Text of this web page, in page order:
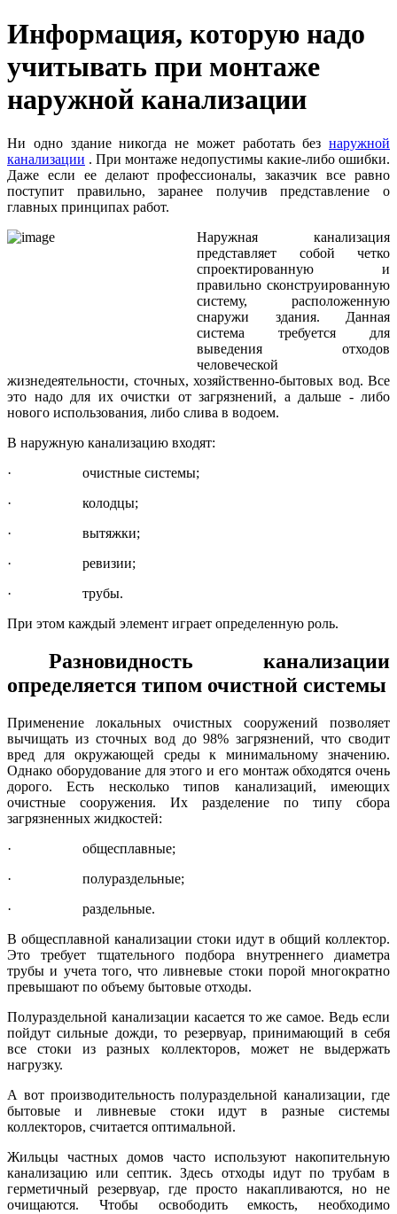
Информация, которую надо
учитывать при монтаже
наружной канализации
Ни одно здание никогда не может работать без наружной
канализации . При монтаже недопустимы какие-либо ошибки.
Даже если ее делают профессионалы, заказчик все равно
поступит правильно, заранее получив представление о
главных принципах работ.
Наружная канализация
представляет собой четко
спроектированную и
правильно сконструированную
систему, расположенную
снаружи здания. Данная
система требуется для
выведения отходов
человеческой
жизнедеятельности, сточных, хозяйственно-бытовых вод. Все
это надо для их очистки от загрязнений, а дальше - либо
нового использования, либо слива в водоем.
В наружную канализацию входят:
·
очистные системы;
·
колодцы;
·
вытяжки;
·
ревизии;
·
трубы.
При этом каждый элемент играет определенную роль.
Разновидность канализации
определяется типом очистной системы
Применение локальных очистных сооружений позволяет
вычищать из сточных вод до 98% загрязнений, что сводит
вред для окружающей среды к минимальному значению.
Однако оборудование для этого и его монтаж обходятся очень
дорого. Есть несколько типов канализаций, имеющих
очистные сооружения. Их разделение по типу сбора
загрязненных жидкостей:
·
общесплавные;
·
полураздельные;
·
раздельные.
В общесплавной канализации стоки идут в общий коллектор.
Это требует тщательного подбора внутреннего диаметра
трубы и учета того, что ливневые стоки порой многократно
превышают по объему бытовые отходы.
Полураздельной канализации касается то же самое. Ведь если
пойдут сильные дожди, то резервуар, принимающий в себя
все стоки из разных коллекторов, может не выдержать
нагрузку.
А вот производительность полураздельной канализации, где
бытовые и ливневые стоки идут в разные системы
коллекторов, считается оптимальной.
Жильцы частных домов часто используют накопительную
канализацию или септик. Здесь отходы идут по трубам в
герметичный резервуар, где просто накапливаются, но не
очищаются. Чтобы освободить емкость, необходимо